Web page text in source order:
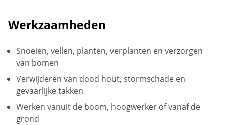
Werkzaamheden
Snoeien, vellen, planten, verplanten en verzorgen
van bomen
Verwijderen van dood hout, stormschade en
gevaarlijke takken
Werken vanuit de boom, hoogwerker of vanaf de
grond